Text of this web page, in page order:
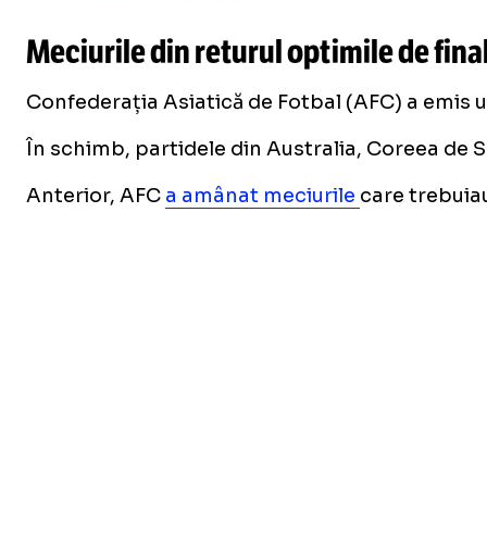
Meciurile din returul optimile de
Confederația Asiatică de Fotbal (AFC) a
În schimb, partidele din Australia, Coreea de
Anterior, AFC a amânat meciurile care